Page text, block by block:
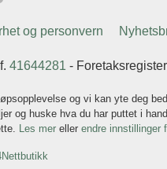
og personvern
41644281 -
og vi kan yte deg
og huske hva du har puttet i
Les mer eller endre innstillinger